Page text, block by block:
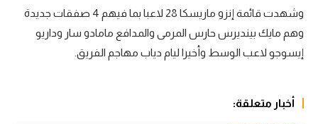
الدوري الإنجليزي
الدوري الإسباني
دوري أبطال أوروبا
وشهدت قائمة إنزو ماريسكا 28 لاعبا بما فيهم 4 صفقات جديدة
وهم مايك بينديرس حارس المرمى والمدافع مامادو سار وداريو
إيسوجو لاعب الوسط وأخيرا ليام دياب مهاجم الفريق.
أخبار متعلقة: